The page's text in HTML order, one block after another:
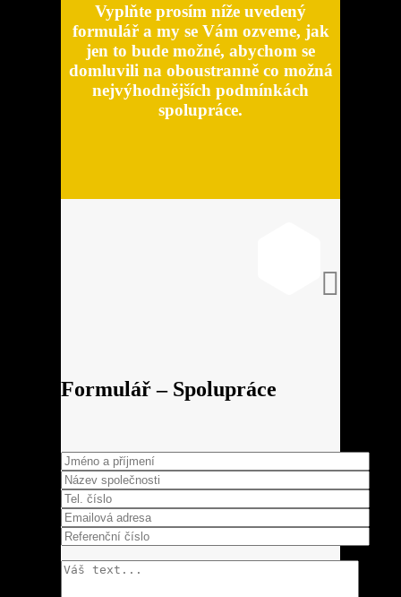
Vyplňte prosím níže uvedený
formulář a my se Vám ozveme, jak
jen to bude možné, abychom se
domluvili na oboustranně co možná
nejvýhodnějších podmínkách
spolupráce.

Formulář – Spolupráce